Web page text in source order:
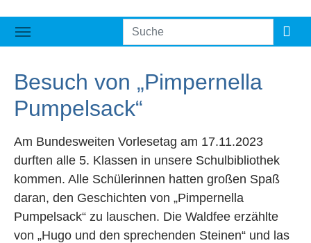
Besuch von „Pimpernella
Pumpelsack“
Am Bundesweiten Vorlesetag am 17.11.2023
durften alle 5. Klassen in unsere Schulbibliothek
kommen. Alle Schülerinnen hatten großen Spaß
daran, den Geschichten von „Pimpernella
Pumpelsack“ zu lauschen. Die Waldfee erzählte
von „Hugo und den sprechenden Steinen“ und las